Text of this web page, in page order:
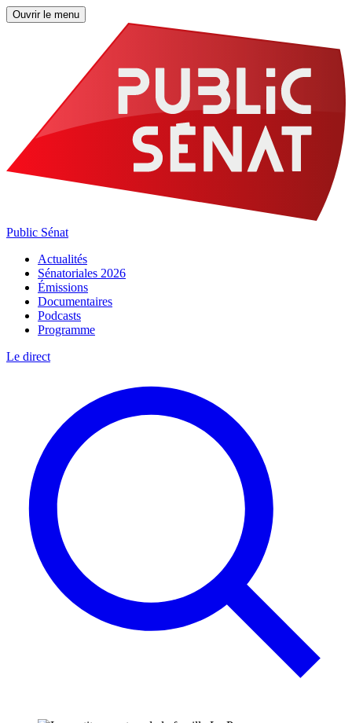
Ouvrir le menu
Public Sénat
Actualités
Sénatoriales 2026
Émissions
Documentaires
Podcasts
Programme
Le direct